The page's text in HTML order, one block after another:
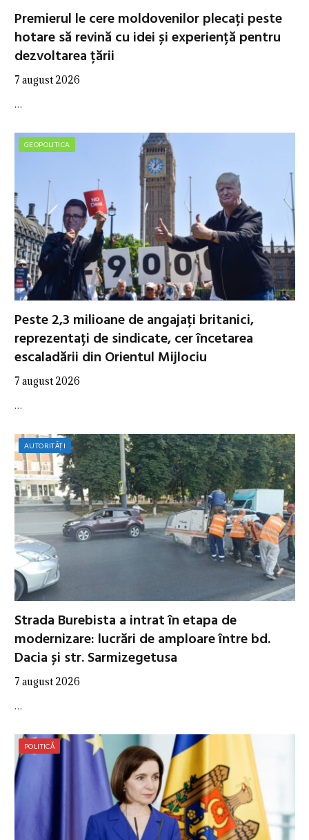
Premierul le cere moldovenilor plecați peste
hotare să revină cu idei și experiență pentru
dezvoltarea țării
7 august 2026
…
GEOPOLITICA
Peste 2,3 milioane de angajați britanici,
reprezentați de sindicate, cer încetarea
escaladării din Orientul Mijlociu
7 august 2026
…
AUTORITĂȚI
Strada Burebista a intrat în etapa de
modernizare: lucrări de amploare între bd.
Dacia și str. Sarmizegetusa
7 august 2026
…
POLITICĂ